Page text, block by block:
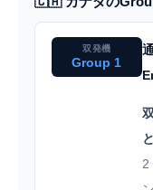
双発機
Group 1
2